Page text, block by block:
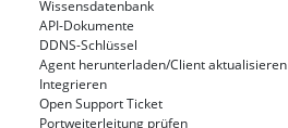
Wissensdatenbank
API-Dokumente
DDNS-Schlüssel
Agent herunterladen/Client aktualisieren
Integrieren
Open Support Ticket
Portweiterleitung prüfen